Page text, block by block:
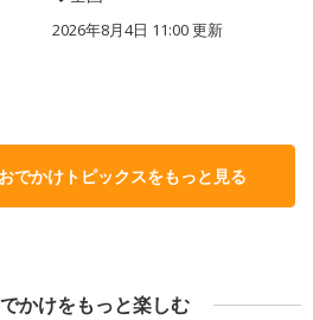
2026年8月4日 11:00更新
でかけトピックスをもっと見る
かけをもっと楽しむ